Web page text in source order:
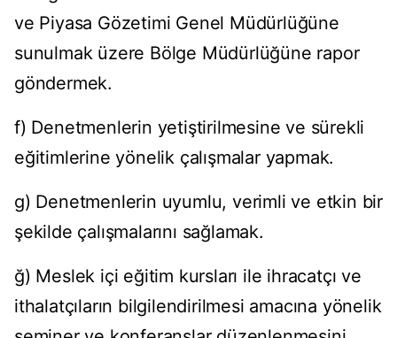
ve Piyasa Gözetimi Genel Müdürlüğüne
sunulmak üzere Bölge Müdürlüğüne rapor
göndermek.
f) Denetmenlerin yetiştirilmesine ve sürekli
eğitimlerine yönelik çalışmalar yapmak.
g) Denetmenlerin uyumlu, verimli ve etkin bir
şekilde çalışmalarını sağlamak.
ğ) Meslek içi eğitim kursları ile ihracatçı ve
ithalatçıların bilgilendirilmesi amacına yönelik